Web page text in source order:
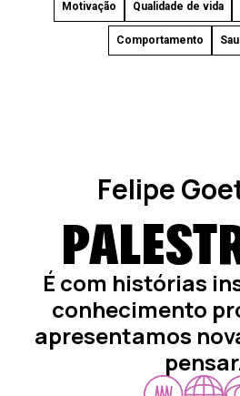
Motivação Qualidade de vida
Comportamento
Felipe
É com histórias
conhecimento
apresentamos